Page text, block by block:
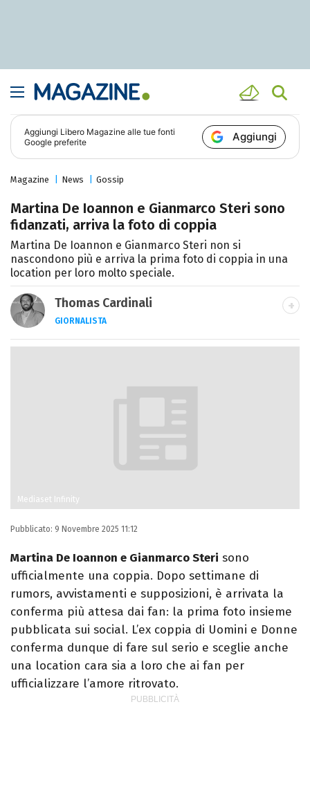
Aggiungi Libero Magazine alle tue fonti
Google preferite
Aggiungi
Magazine News Gossip
Martina De Ioannon e Gianmarco Steri sono
fidanzati, arriva la foto di coppia
Martina De Ioannon e Gianmarco Steri non si
nascondono più e arriva la prima foto di coppia in una
location per loro molto speciale.
Thomas Cardinali
GIORNALISTA
LINKEDIN
INSTAGRAM FACEBOOK
Mediaset Infinity
Pubblicato: 9 Novembre 2025 11:12
Martina De Ioannon e Gianmarco Steri sono
ufficialmente una coppia. Dopo settimane di
rumors, avvistamenti e supposizioni, è arrivata la
conferma più attesa dai fan: la prima foto insieme
pubblicata sui social. L’ex coppia di Uomini e Donne
conferma dunque di fare sul serio e sceglie anche
una location cara sia a loro che ai fan per
ufficializzare l’amore ritrovato.